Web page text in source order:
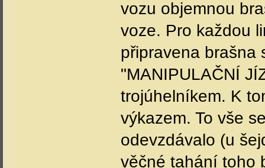
vozu objemnou
voze. Pro každou
připravena brašna
"MANIPULAČNÍ
trojúhelníkem. K
výkazem. To vše
odevzdávalo (u
věčné tahání toho